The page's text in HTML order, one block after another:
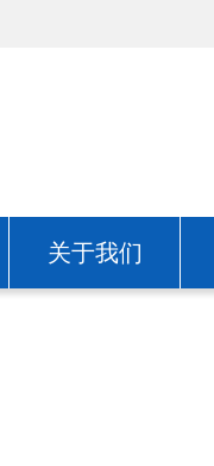
关于我们